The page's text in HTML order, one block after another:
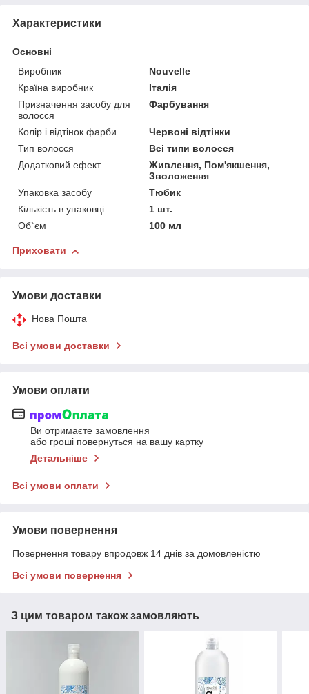
Характеристики
Основні
Виробник
Nouvelle
Країна виробник
Італія
Призначення засобу для
волосся
Фарбування
Колір і відтінок фарби
Червоні відтінки
Тип волосся
Всі типи волосся
Додатковий ефект
Живлення, Пом'якшення,
Зволоження
Упаковка засобу
Тюбик
Кількість в упаковці
1 шт.
Об`єм
100 мл
Приховати
Умови доставки
Нова Пошта
Всі умови доставки
Умови оплати
Ви отримаєте замовлення
або гроші повернуться на вашу картку
Детальніше
Всі умови оплати
Умови повернення
Повернення товару впродовж 14 днів за домовленістю
Всі умови повернення
З цим товаром також замовляють